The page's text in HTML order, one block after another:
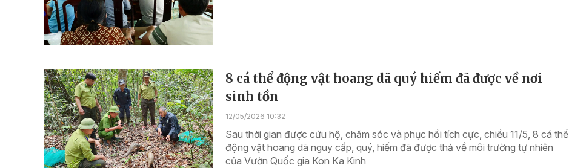
8 cá thể động vật hoang dã quý hiếm đã được về nơi
sinh tồn
12/05/2026 10:32
Sau thời gian được cứu hộ, chăm sóc và phục hồi tích cực, chiều 11/5, 8 cá thể
động vật hoang dã nguy cấp, quý, hiếm đã được thả về môi trường tự nhiên
của Vườn Quốc gia Kon Ka Kinh